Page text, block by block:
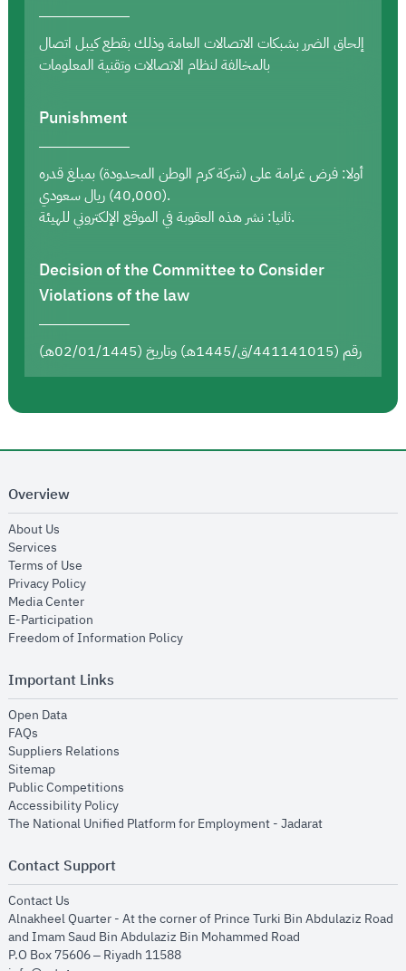
إلحاق الضرر بشبكات الاتصالات العامة وذلك بقطع كيبل اتصال
بالمخالفة لنظام الاتصالات وتقنية المعلومات
Punishment
أولا: فرض غرامة على (شركة كرم الوطن المحدودة) بمبلغ قدره
(40,000) ريال سعودي.
ثانيا: نشر هذه العقوبة في الموقع الإلكتروني للهيئة.
Decision of the Committee to Consider
Violations of the law
رقم (441141015/ق/1445هـ) وتاريخ (02/01/1445هـ)
Overview
About Us
Services
Terms of Use
Privacy Policyopens in new window
Media Centeropens in new window
E-Participation
Freedom of Information Policyopens in new window
Important Links
Open Dataopens in new window
FAQs
Suppliers Relations
Sitemapopens in new window
Public Competitions
Accessibility Policyopens in new window
The National Unified Platform for Employment - Jadaratopens in new
Contact Support
Contact Us
Alnakheel Quarter - At the corner of Prince Turki Bin Abdulaziz Road
and Imam Saud Bin Abdulaziz Bin Mohammed Road​
P.O Box 75606 – Riyadh 11588